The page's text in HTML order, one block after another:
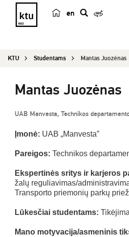
en
a
KTU Studentams Mantas Juozėnas
Mantas Juozėnas
UAB Manvesta, Technikos
Įmonė: UAB „Manvesta”
Pareigos: Technikos
Ekspertinės sritys ir karjeros
žalų reguliavimas/
Transporto priemonių parkų
Lūkesčiai studentams:
Mano motyvacija/asmeninis